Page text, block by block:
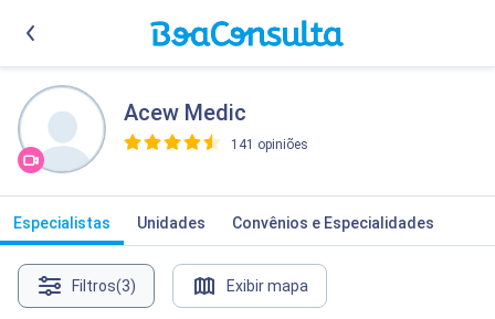
Acew Medic
141 opiniões
Especialistas Unidades Convênios e Especialidades
Filtros(3) Exibir mapa